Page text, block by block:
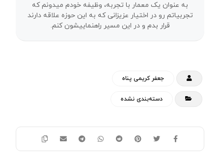
به عنوان یک معمار با تجربه، وظیفه خودم میدونم که
تجربیاتم رو در اختیار عزیزانی که به این حوزه علاقه دارند
قرار بدم و در این مسیر راهنماییشون کنم.
جعفر کریمی پناه
دسته‌بندی نشده